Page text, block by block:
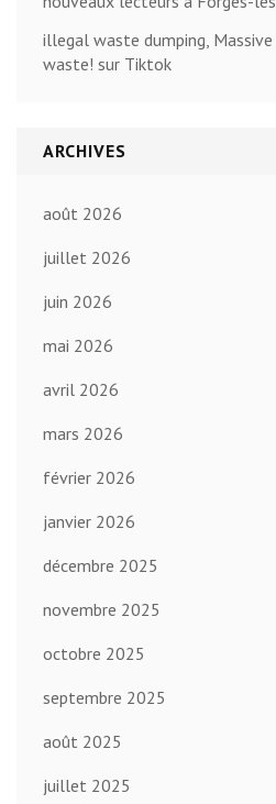
illegal waste dumping,
waste! sur Tiktok
ARCHIVES
août 2026
juillet 2026
juin 2026
mai 2026
avril 2026
mars 2026
février 2026
janvier 2026
décembre 2025
novembre 2025
octobre 2025
septembre 2025
août 2025
juillet 2025